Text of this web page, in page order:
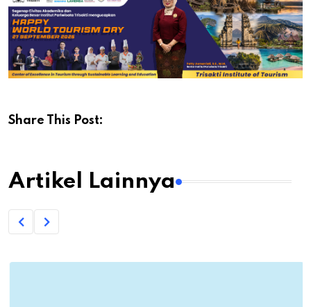
Share This Post:
Artikel Lainnya